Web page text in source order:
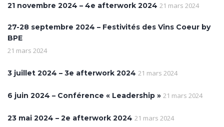
21 novembre 2024 – 4e afterwork 2024 21 mars 2024
27-28 septembre 2024 – Festivités des Vins Coeur by
BPE
21 mars 2024
3 juillet 2024 – 3e afterwork 2024 21 mars 2024
6 juin 2024 – Conférence « Leadership » 21 mars 2024
23 mai 2024 – 2e afterwork 2024 21 mars 2024